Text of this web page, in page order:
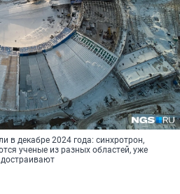
в декабре 2024 года: синхротрон,
ученые из разных областей, уже
достраивают